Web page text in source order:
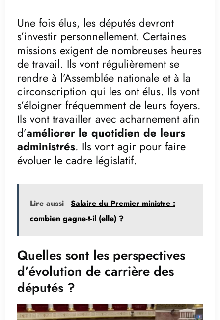
Une fois élus, les députés devront
s’investir personnellement. Certaines
missions exigent de nombreuses heures
de travail. Ils vont régulièrement se
rendre à l’Assemblée nationale et à la
circonscription qui les ont élus. Ils vont
s’éloigner fréquemment de leurs foyers.
Ils vont travailler avec acharnement afin
d’améliorer le quotidien de leurs
administrés. Ils vont agir pour faire
évoluer le cadre législatif.
Lire aussi
Salaire du Premier ministre :
combien gagne-t-il (elle) ?
Quelles sont les perspectives
d’évolution de carrière des
députés ?